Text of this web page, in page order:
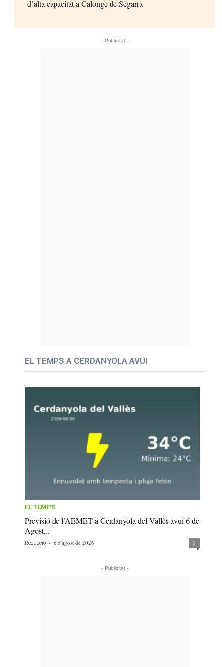
d’alta capacitat a Calonge de Segarra
- Publicitat -
EL TEMPS A CERDANYOLA AVUI
EL TEMPS
Previsió de l’AEMET a Cerdanyola del Vallès avui 6 de
Agost...
Redacció - 6 d'agost de 2026 0
- Publicitat -